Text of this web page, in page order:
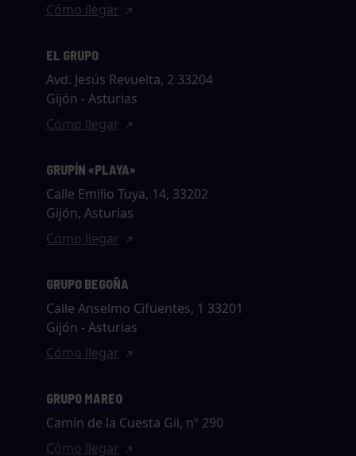
Cómo llegar
EL GRUPO
Avd. Jesús Revuelta, 2 33204
Gijón - Asturias
Cómo llegar
GRUPÍN «PLAYA»
Calle Emilio Tuya, 14, 33202
Gijón, Asturias
Cómo llegar
GRUPO BEGOÑA
Calle Anselmo Cifuentes, 1 33201
Gijón - Asturias
Cómo llegar
GRUPO MAREO
Camín de la Cuesta Gil, nº 290
Cómo llegar